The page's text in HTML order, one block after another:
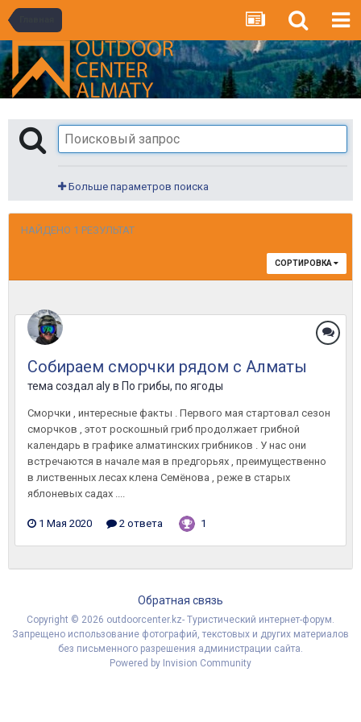
Больше параметров поиска
НАЙДЕНО 1 РЕЗУЛЬТАТ
СОРТИРОВКА
Собираем сморчки рядом с Алматы
тема создал alyв По грибы, по ягоды
Сморчки , интересные факты . Первого мая стартовал сезон
сморчков , этот роскошный гриб продолжает грибной
календарь в графике алматинских грибников . У нас они
встречаются в начале мая в предгорьях , преимущественно
в лиственных лесах клена Семёнова , реже в старых
яблоневых садах ....
1 Мая 2020 2 ответа 1
Обратная связь
Copyright © 2026 outdoorcenter.kz- Туристический интернет-форум.
Запрещено использование фотографий, текстовых и других материалов
без письменного разрешения администрации сайта.
Powered by Invision Community